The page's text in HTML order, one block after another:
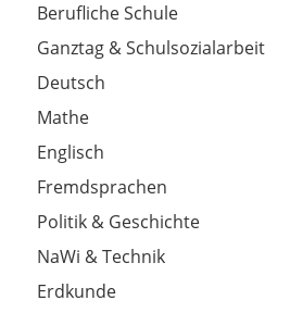
Berufliche Schule
Ganztag & Schulsozialarbeit
Deutsch
Mathe
Englisch
Fremdsprachen
Politik & Geschichte
NaWi & Technik
Erdkunde